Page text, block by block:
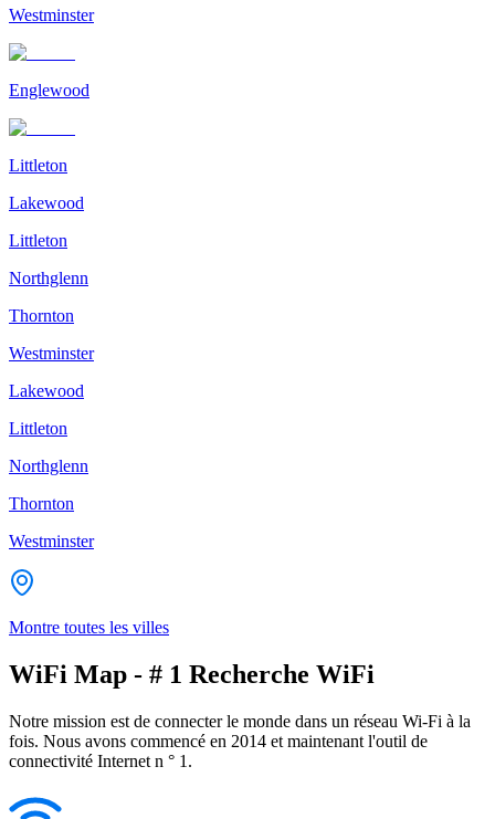
Westminster
Englewood
Littleton
Lakewood
Littleton
Northglenn
Thornton
Westminster
Lakewood
Littleton
Northglenn
Thornton
Westminster
Montre toutes les villes
WiFi Map - # 1 Recherche WiFi
Notre mission est de connecter le monde dans un réseau Wi-Fi à la
fois. Nous avons commencé en 2014 et maintenant l'outil de
connectivité Internet n ° 1.